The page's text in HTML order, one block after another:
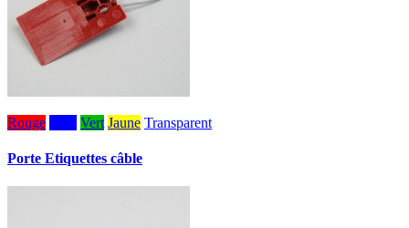
Rouge Vert Jaune Transparent
Porte Etiquettes câble